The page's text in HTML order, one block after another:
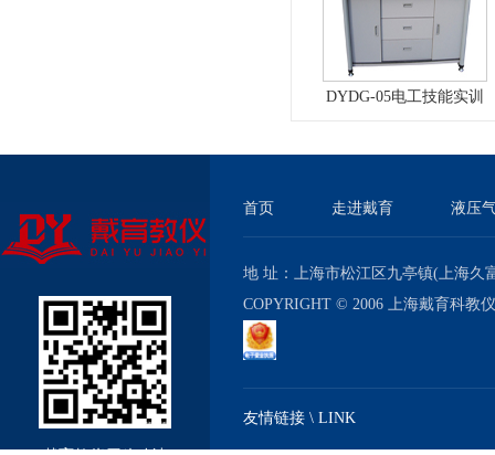
DYDG-05电工技能实训
首页 走进戴育 液压
地 址：上海市松江区九亭镇(上海
COPYRIGHT © 2006 上海戴育科
友情链接 \ LINK